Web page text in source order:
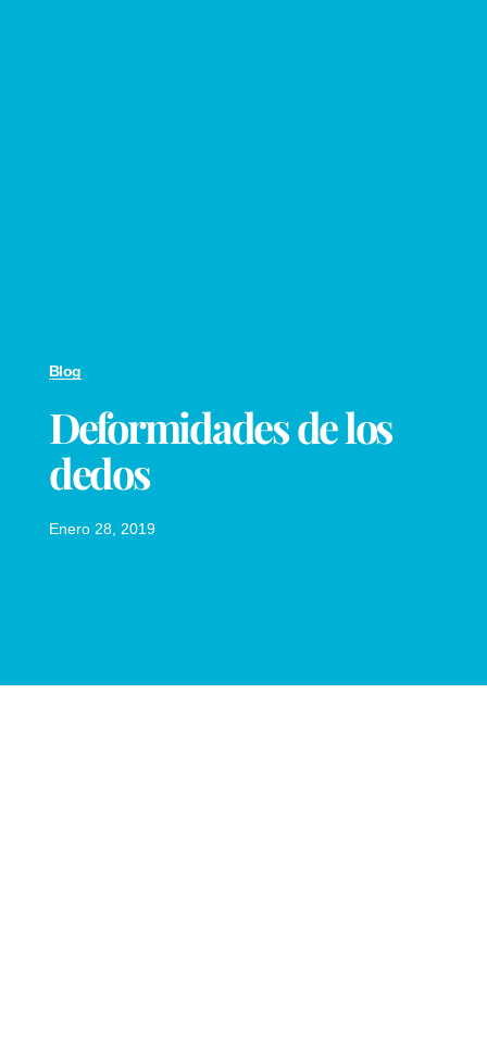
Blog
Deformidades de los
dedos
Enero 28, 2019